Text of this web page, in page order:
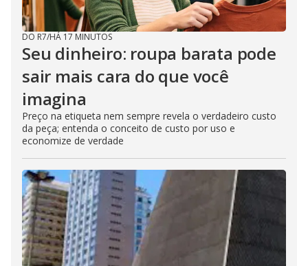
DO R7/HÁ 17 MINUTOS
Seu dinheiro: roupa barata pode
sair mais cara do que você
imagina
Preço na etiqueta nem sempre revela o verdadeiro custo
da peça; entenda o conceito de custo por uso e
economize de verdade